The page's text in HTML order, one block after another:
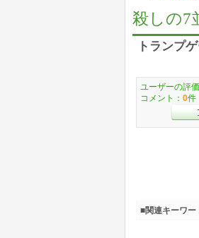
殺しの7
トランプ
ユーザーの評
コメント： 0件
■関連キーワー